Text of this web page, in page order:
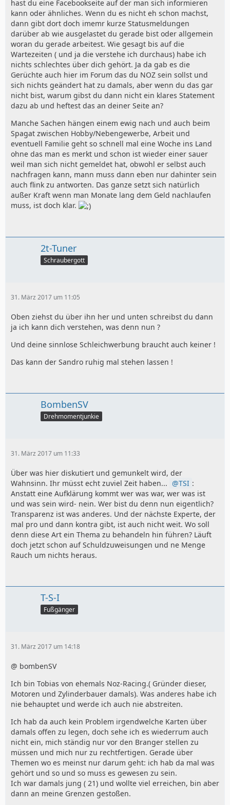
hast du eine Facebookseite auf der man sich informieren
kann oder ähnliches. Wenn du es nicht eh schon machst,
dann gibt dort doch imemr kurze Statusmeldungen
darüber ab wie ausgelastet du gerade bist oder allgemein
woran du gerade arbeitest. Wie gesagt bis auf die
Wartezeiten ( und ja die verstehe ich durchaus) habe ich
nichts schlechtes über dich gehört. Ja da gab es die
Gerüchte auch hier im Forum das du NOZ sein sollst und
sich nichts geändert hat zu damals, aber wenn du das gar
nicht bist, warum gibst du dann nicht ein klares Statement
dazu ab und heftest das an deiner Seite an?
Manche Sachen hängen einem ewig nach und auch beim
Spagat zwischen Hobby/Nebengewerbe, Arbeit und
eventuell Familie geht so schnell mal eine Woche ins Land
ohne das man es merkt und schon ist wieder einer sauer
weil man sich nicht gemeldet hat, obwohl er selbst auch
nachfragen kann, mann muss dann eben nur dahinter sein
auch flink zu antworten. Das ganze setzt sich natürlich
außer Kraft wenn man Monate lang dem Geld nachlaufen
muss, ist doch klar.
2t-Tuner
Schraubergott
31. März 2017 um 11:05
Oben ziehst du über ihn her und unten schreibst du dann
ja ich kann dich verstehen, was denn nun ?
Und deine sinnlose Schleichwerbung braucht auch keiner !
Das kann der Sandro ruhig mal stehen lassen !
BombenSV
Drehmomentjunkie
31. März 2017 um 11:33
Über was hier diskutiert und gemunkelt wird, der
Wahnsinn. Ihr müsst echt zuviel Zeit haben...
TSI :
Anstatt eine Aufklärung kommt wer was war, wer was ist
und was sein wird- nein. Wer bist du denn nun eigentlich?
Transparenz ist was anderes. Und der nächste Experte, der
mal pro und dann kontra gibt, ist auch nicht weit. Wo soll
denn diese Art ein Thema zu behandeln hin führen? Läuft
doch jetzt schon auf Schuldzuweisungen und ne Menge
Rauch um nichts heraus.
T-S-I
Fußgänger
31. März 2017 um 14:18
@ bombenSV
Ich bin Tobias von ehemals Noz-Racing.( Gründer dieser,
Motoren und Zylinderbauer damals). Was anderes habe ich
nie behauptet und werde ich auch nie abstreiten.
Ich hab da auch kein Problem irgendwelche Karten über
damals offen zu legen, doch sehe ich es wiederrum auch
nicht ein, mich ständig nur vor den Branger stellen zu
müssen und mich nur zu rechtfertigen. Gerade über
Themen wo es meinst nur darum geht: ich hab da mal was
gehört und so und so muss es gewesen zu sein.
Ich war damals jung ( 21) und wollte viel erreichen, bin aber
dann an meine Grenzen gestoßen.